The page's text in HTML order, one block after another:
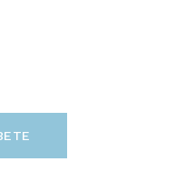
quantity